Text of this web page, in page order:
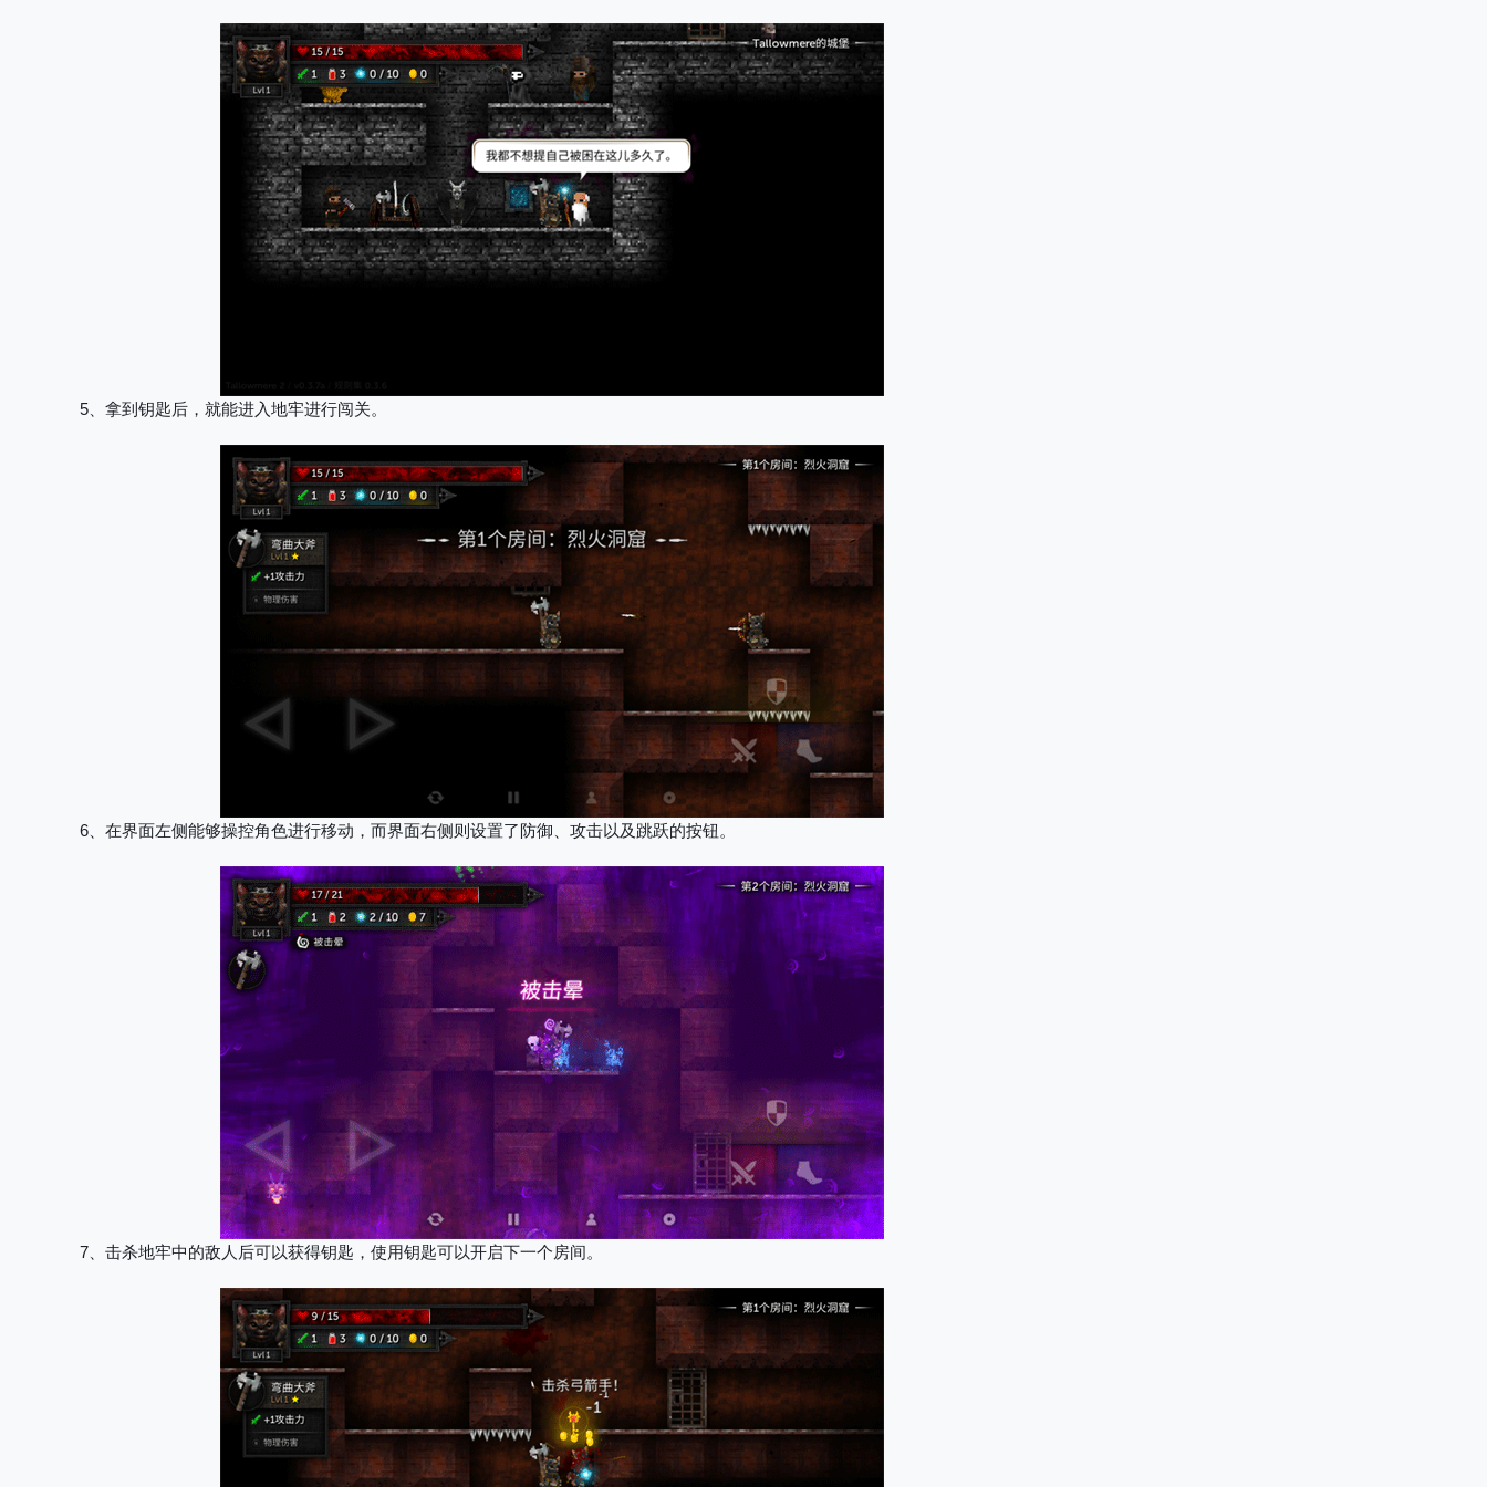
5、拿到钥匙后，就能进入地牢进行闯关。
6、在界面左侧能够操控角色进行移动，而界面右侧则设置了防御、攻击以及跳跃的按钮。
7、击杀地牢中的敌人后可以获得钥匙，使用钥匙可以开启下一个房间。